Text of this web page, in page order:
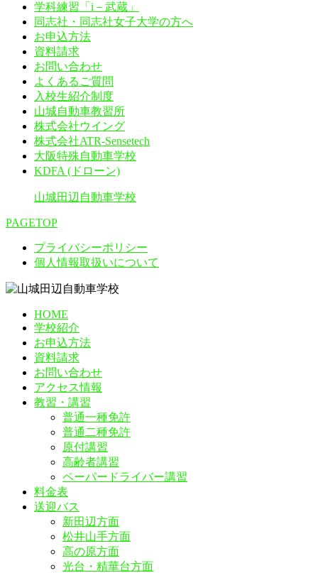
学科練習「i－武蔵」
同志社・同志社女子大学の方へ
お申込方法
資料請求
お問い合わせ
よくあるご質問
入校生紹介制度
山城自動車教習所
株式会社ウイング
株式会社ATR-Sensetech
大阪特殊自動車学校
KDFA (ドローン)
山城田辺自動車学校
PAGETOP
プライバシーポリシー
個人情報取扱いについて
HOME
学校紹介
お申込方法
資料請求
お問い合わせ
アクセス情報
教習・講習
普通一種免許
普通二種免許
原付講習
高齢者講習
ペーパードライバー講習
料金表
送迎バス
新田辺方面
松井山手方面
高の原方面
光台・精華台方面